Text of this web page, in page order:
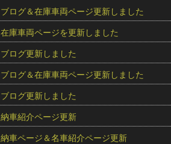
ブログ＆在庫車両ページ更新しました
在庫車両ページを更新しました
ブログ更新しました
ブログ＆在庫車両ページ更新しました
ブログ更新しました
納車紹介ページ更新
納車ページ＆名車紹介ページ更新